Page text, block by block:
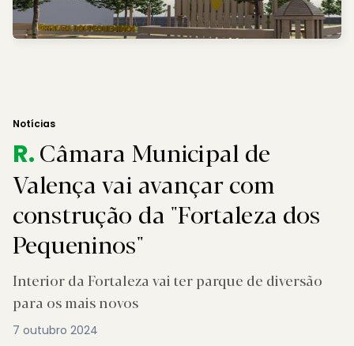
Notícias
R.Câmara Municipal de
Valença vai avançar com
construção da "Fortaleza dos
Pequeninos"
Interior da Fortaleza vai ter parque de diversão
para os mais novos
7 outubro 2024